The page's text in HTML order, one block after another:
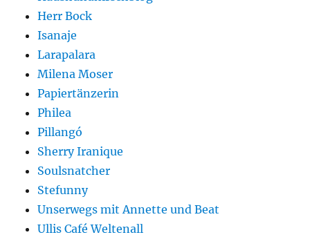
Herr Bock
Isanaje
Larapalara
Milena Moser
Papiertänzerin
Philea
Pillangó
Sherry Iranique
Soulsnatcher
Stefunny
Unserwegs mit Annette und Beat
Ullis Café Weltenall